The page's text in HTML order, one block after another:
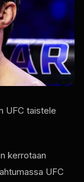
UFC taistele
kerrotaan
UFC